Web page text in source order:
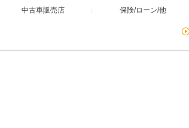
中古車販売店 保険/ローン/他